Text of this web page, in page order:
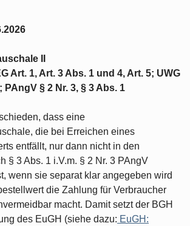
II
Art. 1, Art. 3 Abs. 1 und 4, Art. 5; UWG
PAngV § 2 Nr. 3, § 3 Abs. 1
dass eine
die bei Erreichen eines
entfällt, nur dann nicht in den
§ 3 Abs. 1 i.V.m. § 2 Nr. 3 PAngV
wenn sie separat klar angegeben wird
die Zahlung für Verbraucher
macht. Damit setzt der BGH
des EuGH (siehe dazu: EuGH: